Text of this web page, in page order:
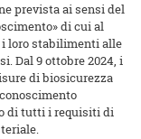
prevista ai sensi del
di cui al
i loro stabilimenti alle
Dal 9 ottobre 2024, i
di biosicurezza
di tutti i requisiti di